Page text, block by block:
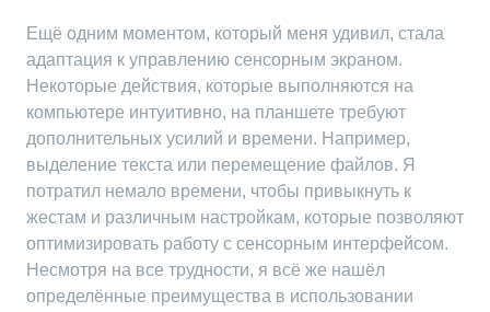
Ещё одним моментом, который меня удивил, стала
адаптация к управлению сенсорным экраном.
Некоторые действия, которые выполняются на
компьютере интуитивно, на планшете требуют
дополнительных усилий и времени. Например,
выделение текста или перемещение файлов. Я
потратил немало времени, чтобы привыкнуть к
жестам и различным настройкам, которые позволяют
оптимизировать работу с сенсорным интерфейсом.
Несмотря на все трудности, я всё же нашёл
определённые преимущества в использовании